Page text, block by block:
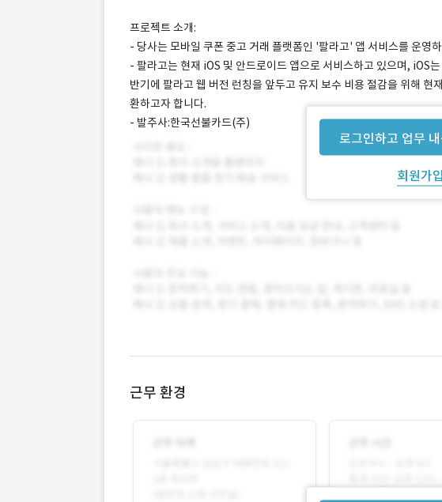
로그인하고 업무
회원가입
프로젝트 소개:
- 당사는 모바일 쿠폰 중고 거래 플랫폼인 '팔라고' 앱 서비스를 운영
- 팔라고는 현재 iOS 및 안드로이드 앱으로 서비스하고 있으며,
반기에 팔라고 웹 버전 런칭을 앞두고 유지 보수 비용 절감을 위해
환하고자 합니다.
- 발주사:한국선불카드(주)
근무 환경